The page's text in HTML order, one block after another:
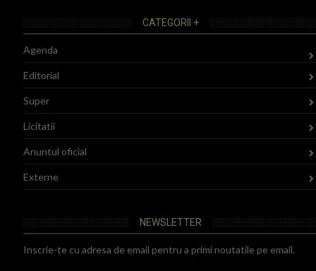
CATEGORII +
Agenda
Editorial
Super
Licitatii
Anuntul oficial
Externe
NEWSLETTER
Inscrie-te cu adresa de email pentru a primi noutatile pe email.